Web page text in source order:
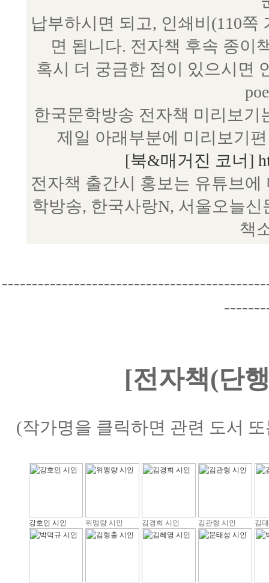
납부하시면 되고, 인쇄비(110
면 됩니다. 전자책 후속 종이
혹시 더 궁금한 점이 있으시면
한국문학방송 전자책 미리보
제일 아래부분에 미리보기
[북&매거진 코너]
전자책 출간시 홍보는 유튜브
학방송, 한국사랑N, 서울오늘
책
[전자책(단
(작가명을 클릭하면 관련 도서
강호인 시인 위맹량 시인 김경희 시인 김관형 시인 김